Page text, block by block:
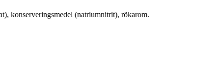
konserveringsmedel (natriumnitrit), rökarom.